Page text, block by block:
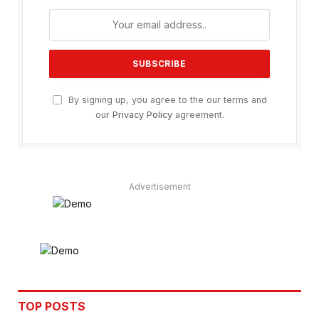
By signing up, you agree to the our terms and
our Privacy Policyagreement.
Advertisement
TOP POSTS